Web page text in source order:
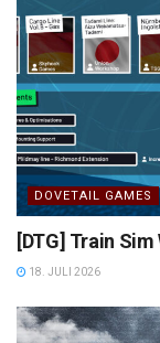
DOVETAIL GAMES
[DTG] Train
18. JULI 2026